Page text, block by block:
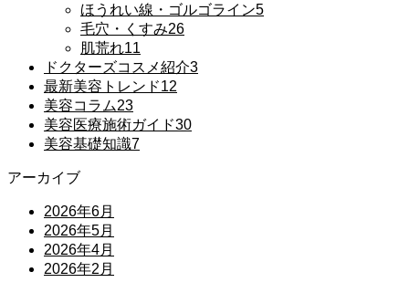
ほうれい線・ゴルゴライン5
毛穴・くすみ26
肌荒れ11
ドクターズコスメ紹介3
最新美容トレンド12
美容コラム23
美容医療施術ガイド30
美容基礎知識7
アーカイブ
2026年6月
2026年5月
2026年4月
2026年2月